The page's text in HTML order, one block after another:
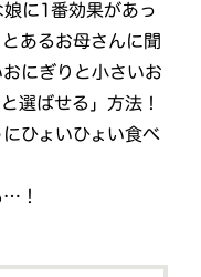
に1番効果があっ
あるお母さんに聞
にぎりと小さいお
選ばせる」方法！
ひょいひょい食べ
…！